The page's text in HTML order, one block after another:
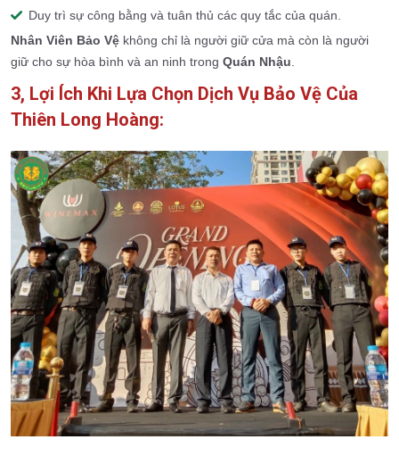
Duy trì sự công bằng và tuân thủ các quy tắc của quán.
Nhân Viên Bảo Vệ không chỉ là người giữ cửa mà còn là người
giữ cho sự hòa bình và an ninh trong Quán Nhậu.
3, Lợi Ích Khi Lựa Chọn Dịch Vụ Bảo Vệ Của
Thiên Long Hoàng: